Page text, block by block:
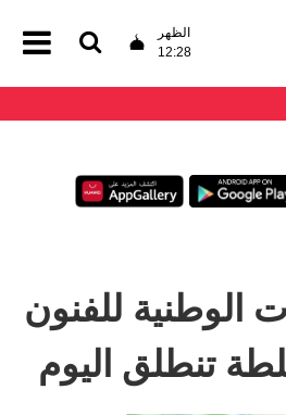
الظهر
12:28
الوطنية للفنون
تنطلق اليوم